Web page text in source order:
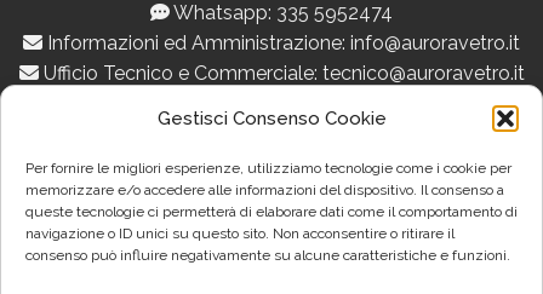
Gestisci Consenso Cookie
Per fornire le migliori esperienze, utilizziamo tecnologie come i cookie per
memorizzare e/o accedere alle informazioni del dispositivo. Il consenso a
queste tecnologie ci permetterà di elaborare dati come il comportamento di
navigazione o ID unici su questo sito. Non acconsentire o ritirare il
consenso può influire negativamente su alcune caratteristiche e funzioni.
Whatsapp: 335 5952474
Informazioni ed Amministrazione: info@auroravetro.it
Ufficio Tecnico e Commerciale: tecnico@auroravetro.it
Dove Siamo
ALBIGNASEGO